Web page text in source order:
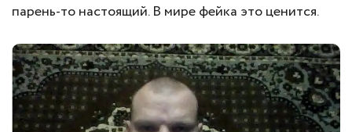
парень-то настоящий. В мире фейка это ценится.